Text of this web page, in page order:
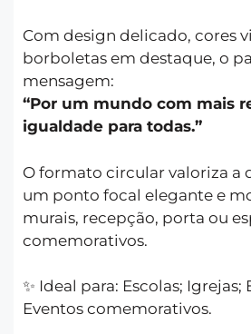
Com design delicado, cores
borboletas em destaque, o
mensagem:
“Por um mundo com mais
igualdade para todas.”
O formato circular valoriza a
um ponto focal elegante e
murais, recepção, porta ou
comemorativos.
✨ Ideal para: Escolas; Igrejas;
Eventos comemorativos.